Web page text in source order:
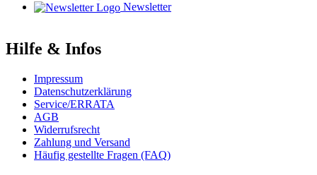
Newsletter
Hilfe & Infos
Impressum
Datenschutzerklärung
Service/ERRATA
AGB
Widerrufsrecht
Zahlung und Versand
Häufig gestellte Fragen (FAQ)